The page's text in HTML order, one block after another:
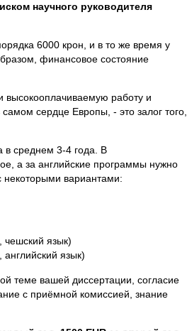
научного руководителя
6000 крон, и в то же время у
финансовое состояние
высокооплачиваемую работу и
сердце Европы, - это залог того,
в среднем 3-4 года. В
а за английские программы нужно
некоторыми вариантами:
чешский язык)
язык)
теме вашей диссертации, согласие
с приёмной комиссией, знание